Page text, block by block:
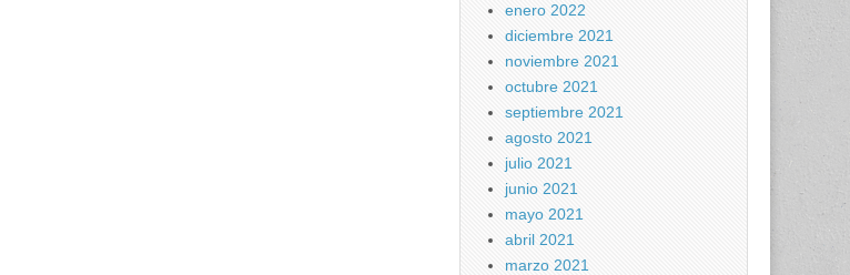
enero 2022
diciembre 2021
noviembre 2021
octubre 2021
septiembre 2021
agosto 2021
julio 2021
junio 2021
mayo 2021
abril 2021
marzo 2021